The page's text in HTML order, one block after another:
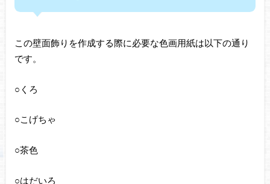
この壁面飾りを作成する際に必要な色画用紙は以下の通り
です。
○くろ
○こげちゃ
○茶色
○はだいろ